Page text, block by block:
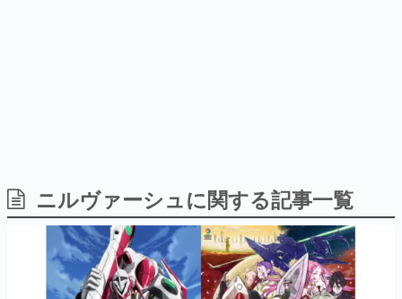
ゲーム開発者・hamatsu氏がゲームの魅力を画面や操作の
具体的な形から解き明かしていく、硬派で骨太な評論連載
です。
ゲームが変えた日本語
「経験値」「裏技」「ラスボス」… ゲームにまつわる言葉
の起源や用法の変遷を、コンピューター文化史研究家・タ
イニーP氏が徹底調査。
ニルヴァーシュに関する記事一覧